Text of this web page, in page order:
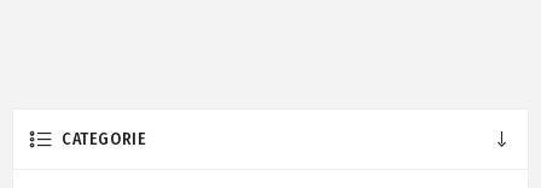
CATEGORIE